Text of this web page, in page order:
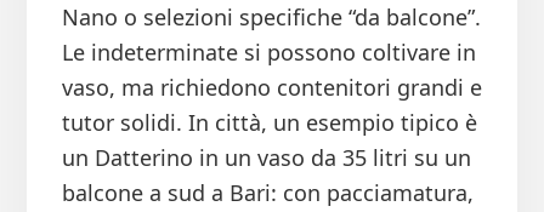
Nano o selezioni specifiche “da balcone”.
Le indeterminate si possono coltivare in
vaso, ma richiedono contenitori grandi e
tutor solidi. In città, un esempio tipico è
un Datterino in un vaso da 35 litri su un
balcone a sud a Bari: con pacciamatura,